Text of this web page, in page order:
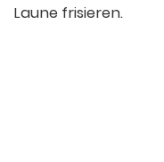
Laune frisieren.